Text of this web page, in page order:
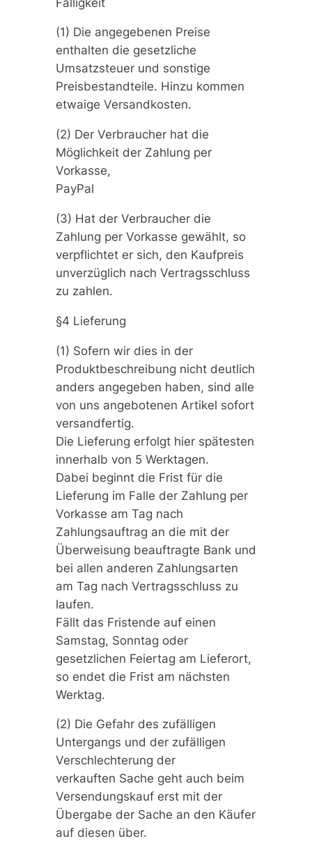
(1) Die angegebenen Preise
enthalten die gesetzliche
Umsatzsteuer und sonstige
Preisbestandteile. Hinzu kommen
etwaige Versandkosten.
(2) Der Verbraucher hat die
Möglichkeit der Zahlung per
Vorkasse,
PayPal
(3) Hat der Verbraucher die
Zahlung per Vorkasse gewählt, so
verpflichtet er sich, den Kaufpreis
unverzüglich nach Vertragsschluss
zu zahlen.
§4 Lieferung
(1) Sofern wir dies in der
Produktbeschreibung nicht deutlich
anders angegeben haben, sind alle
von uns angebotenen Artikel sofort
versandfertig.
Die Lieferung erfolgt hier spätesten
innerhalb von 5 Werktagen.
Dabei beginnt die Frist für die
Lieferung im Falle der Zahlung per
Vorkasse am Tag nach
Zahlungsauftrag an die mit der
Überweisung beauftragte Bank und
bei allen anderen Zahlungsarten
am Tag nach Vertragsschluss zu
laufen.
Fällt das Fristende auf einen
Samstag, Sonntag oder
gesetzlichen Feiertag am Lieferort,
so endet die Frist am nächsten
Werktag.
(2) Die Gefahr des zufälligen
Untergangs und der zufälligen
Verschlechterung der
verkauften Sache geht auch beim
Versendungskauf erst mit der
Übergabe der Sache an den Käufer
auf diesen über.